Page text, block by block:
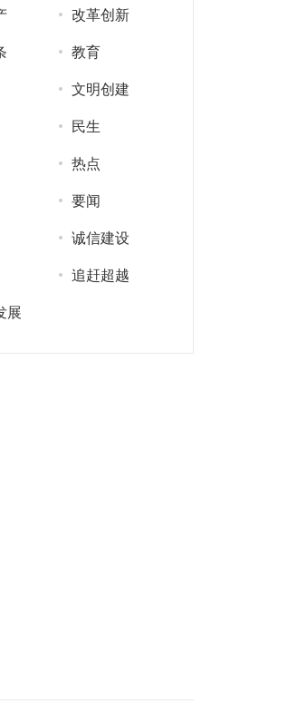
改革创新
教育
文明创建
民生
热点
要闻
诚信建设
追赶超越
展